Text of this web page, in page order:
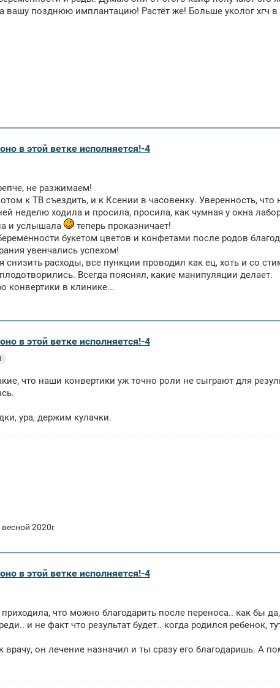
вашу позднюю имплантацию! Растёт же! Больше уколог хгч
в этой ветке исполняется!-4
не разжимаем!
к ТВ съездить, и к Ксении в часовенку. Уверенность,
неделю ходила и просила, просила, как чумная у окна
и услышала
теперь проказничает!
букетом цветов и конфетами после родов
увенчались успехом!
снизить расходы, все пункции проводил как ец, хоть и со
Всегда пояснял, какие манипуляции делает.
конвертики в клинике...
в этой ветке исполняется!-4
что наши конвертики уж точно роли не сыграют для
ура, держим кулачки.
2020г
в этой ветке исполняется!-4
что можно благодарить после переноса.. как бы да,
и не факт что результат будет.. когда родился ребенок,
врачу, он лечение назначил и ты сразу его благодаришь. А